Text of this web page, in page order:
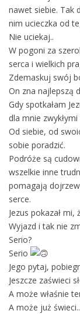
nawet siebie. Tak
nim ucieczka od
Nie uciekaj..
W pogoni za
serca i wielkich
Zdemaskuj swój
On zna najlepszą
Gdy spotkałam
dla mnie
Od siebie, od
sobie poradzić.
Podróże są
wszelkie inne
pomagają
serce.
Jezus pokazał
Wyjazd i tak nie
Serio?
Serio
Jego pytaj,
Jeszcze zaświeci
A może właśnie
A może już